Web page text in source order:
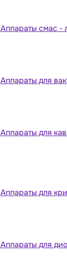
Аппараты cмас -
Аппараты для
Аппараты для
Аппараты для
Аппараты для